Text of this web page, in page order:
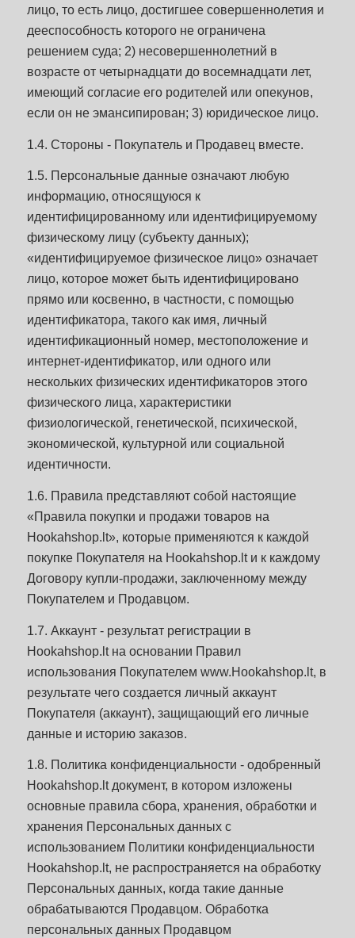
лицо, то есть лицо, достигшее совершеннолетия и
дееспособность которого не ограничена
решением суда; 2) несовершеннолетний в
возрасте от четырнадцати до восемнадцати лет,
имеющий согласие его родителей или опекунов,
если он не эмансипирован; 3) юридическое лицо.
1.4. Стороны - Покупатель и Продавец вместе.
1.5. Персональные данные означают любую
информацию, относящуюся к
идентифицированному или идентифицируемому
физическому лицу (субъекту данных);
«идентифицируемое физическое лицо» означает
лицо, которое может быть идентифицировано
прямо или косвенно, в частности, с помощью
идентификатора, такого как имя, личный
идентификационный номер, местоположение и
интернет-идентификатор, или одного или
нескольких физических идентификаторов этого
физического лица, характеристики
физиологической, генетической, психической,
экономической, культурной или социальной
идентичности.
1.6. Правила представляют собой настоящие
«Правила покупки и продажи товаров на
Hookahshop.lt», которые применяются к каждой
покупке Покупателя на Hookahshop.lt и к каждому
Договору купли-продажи, заключенному между
Покупателем и Продавцом.
1.7. Аккаунт - результат регистрации в
Hookahshop.lt на основании Правил
использования Покупателем www.Hookahshop.lt, в
результате чего создается личный аккаунт
Покупателя (аккаунт), защищающий его личные
данные и историю заказов.
1.8. Политика конфиденциальности - одобренный
Hookahshop.lt документ, в котором изложены
основные правила сбора, хранения, обработки и
хранения Персональных данных с
использованием Политики конфиденциальности
Hookahshop.lt, не распространяется на обработку
Персональных данных, когда такие данные
обрабатываются Продавцом. Обработка
персональных данных Продавцом